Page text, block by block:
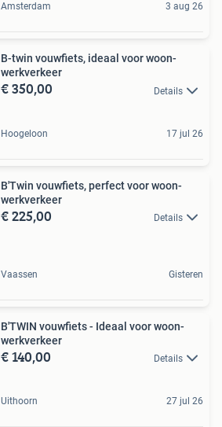
Amsterdam 3 aug 26
B-twin vouwfiets, ideaal voor woon-
werkverkeer
€ 350,00 Details
Hoogeloon 17 jul 26
B'Twin vouwfiets, perfect voor woon-
werkverkeer
€ 225,00 Details
Vaassen Gisteren
B'TWIN vouwfiets - Ideaal voor woon-
werkverkeer
€ 140,00 Details
Uithoorn 27 jul 26